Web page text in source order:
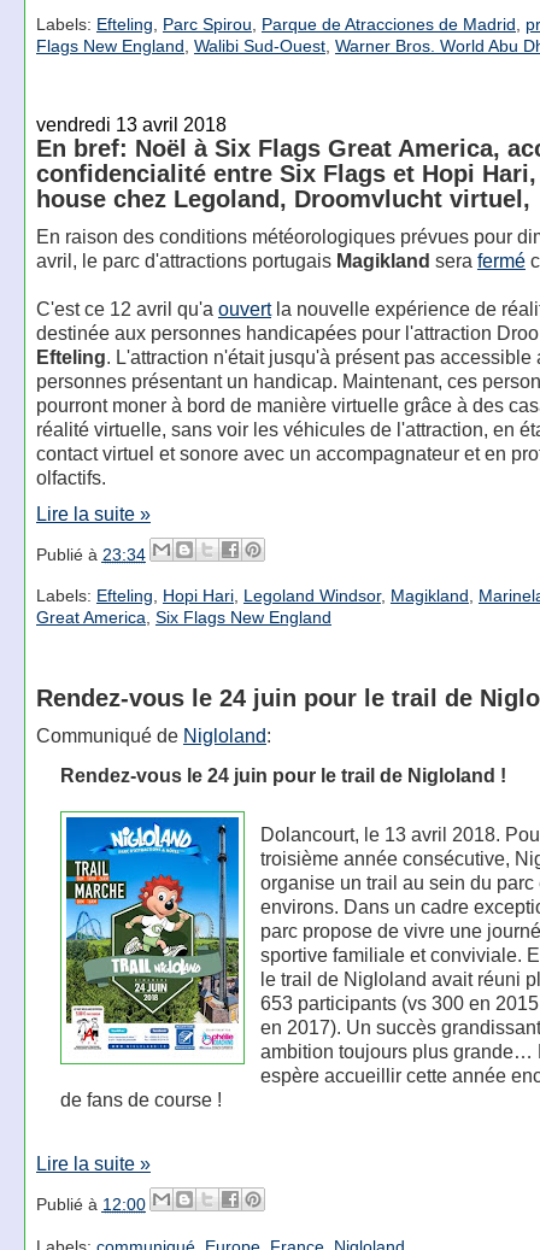
Labels: Efteling Parc Spirou Parque de Atracciones de Madrid
Flags New England Walibi Sud-Ouest, Warner Bros. World Abu
vendredi 13 avril 2018
En bref: Noël à Six Flags Great America,
confidencialité entre Six Flags et Hopi
house chez Legoland, Droomvlucht
En raison des conditions météorologiques prévues pour
avril, le parc d'attractions portugais Magikland sera fermé
C'est ce 12 avril qu'a ouvertla nouvelle expérience de
destinée aux personnes handicapées pour l'attraction
Efteling. L'attraction n'était jusqu'à présent pas accessible
personnes présentant un handicap. Maintenant, ces
pourront moner à bord de manière virtuelle grâce à des
réalité virtuelle, sans voir les véhicules de l'attraction, en
contact virtuel et sonore avec un accompagnateur et en
olfactifs.
Lire la suite »
Publié à 23:34
Labels: Efteling, Hopi Hari, Legoland Windsor, Magikland,
Great America, Six Flags New England
Rendez-vous le 24 juin pour le trail de
Communiqué de Nigloland:
Rendez-vous le 24 juin pour le trail de Nigloland !
Dolancourt, le 13 avril 2018.
troisième année consécutive,
organise un trail au sein du parc
environs. Dans un cadre
parc propose de vivre une
sportive familiale et conviviale.
le trail de Nigloland avait réuni
653 participants (vs 300 en
en 2017). Un succès
ambition toujours plus grande…
espère accueillir cette année
de fans de course !
Lire la suite »
Publié à 12:00
Labels: communiqué, Europe, France, Nigloland